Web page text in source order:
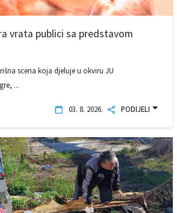
vrata publici sa predstavom
scena koja djeluje u okviru JU
...
03. 8. 2026. PODIJELI